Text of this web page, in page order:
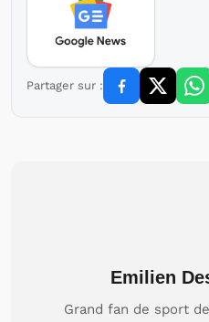
Partager sur :
Emilien
Grand fan de sport